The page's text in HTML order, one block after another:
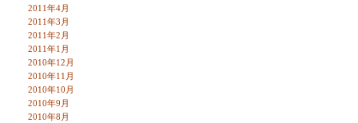
2011年4月
2011年3月
2011年2月
2011年1月
2010年12月
2010年11月
2010年10月
2010年9月
2010年8月